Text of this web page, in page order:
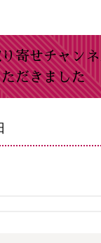
寄せチャン
だきました